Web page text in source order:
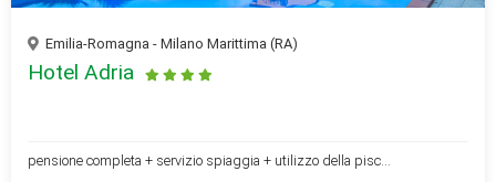
Emilia-Romagna - Milano Marittima (RA)
Hotel Adria
pensione completa + servizio spiaggia + utilizzo della pisc...